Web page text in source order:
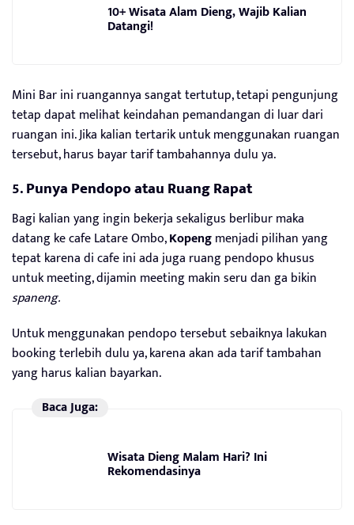
10+ Wisata Alam Dieng, Wajib Kalian
Datangi!
Mini Bar ini ruangannya sangat tertutup, tetapi pengunjung
tetap dapat melihat keindahan pemandangan di luar dari
ruangan ini. Jika kalian tertarik untuk menggunakan ruangan
tersebut, harus bayar tarif tambahannya dulu ya.
5.Punya Pendopo atau Ruang Rapat
Bagi kalian yang ingin bekerja sekaligus berlibur maka
datang ke cafe Latare Ombo,Kopengmenjadi pilihan yang
tepat karena di cafe ini ada juga ruang pendopo khusus
untuk meeting, dijamin meeting makin seru dan ga bikin
spaneng.
Untuk menggunakan pendopo tersebut sebaiknya lakukan
booking terlebih dulu ya, karena akan ada tarif tambahan
yang harus kalian bayarkan.
Baca Juga:
Wisata Dieng Malam Hari? Ini
Rekomendasinya